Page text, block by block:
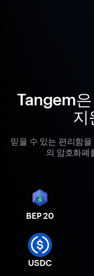
Tangem은
지
믿을 수 있는 편리함
의 암호화폐
BEP 20
USDC